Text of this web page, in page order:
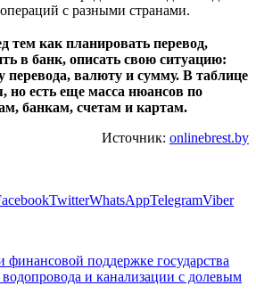
операций с разными странами.
тем как планировать перевод,
в банк, описать свою ситуацию:
перевода, валюту и сумму. В таблице
но есть еще масса нюансов по
банкам, счетам и картам.
Источник: onlinebrest.by
TwitterWhatsAppTelegramViber
поддержке государства
водопровода и канализации с долевым